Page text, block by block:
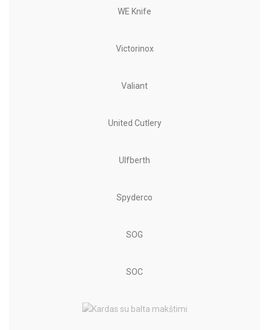
WE Knife
Victorinox
Valiant
United Cutlery
Ulfberth
Spyderco
SOG
SOC